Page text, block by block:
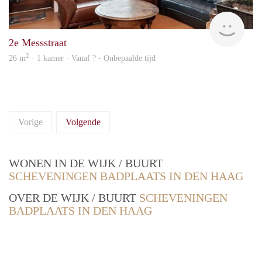
2e Messstraat
26 m2 · 1 kamer · Vanaf ? - Onbepaalde tijd
Vorige Volgende
WONEN IN DE WIJK / BUURT
SCHEVENINGEN BADPLAATS IN DEN HAAG
OVER DE WIJK / BUURT SCHEVENINGEN
BADPLAATS IN DEN HAAG